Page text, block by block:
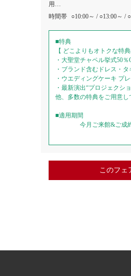
用…
時間帯
○10:00～ / ○13:00～ /
■特典
【 どこよりもオトクな特
・大聖堂チャペル挙式50％
・ブランド含むドレス・タ
・ウエディングケーキ プ
・最新演出“プロジェクシ
他、多数の特典をご用意し
■適用期間
今月ご来館&ご成
このフェ